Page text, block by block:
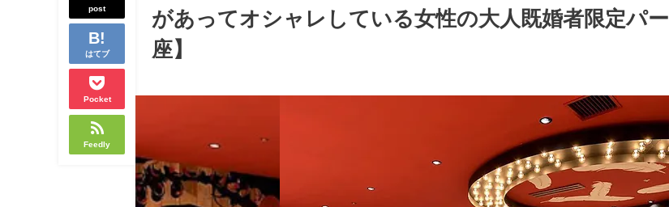
post
はてブ
Pocket
Feedly
があってオシャレしている女性の大人既婚者限定パ
座】